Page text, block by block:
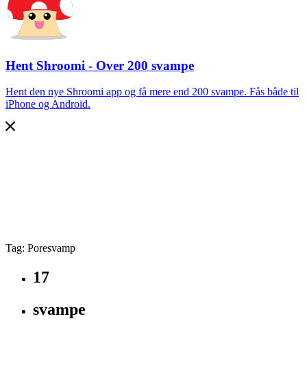
Hent Shroomi - Over 200 svampe
Hent den nye Shroomi app og få mere end 200 svampe. Fås både til
iPhone og Android.
Tag: Poresvamp
17
svampe